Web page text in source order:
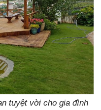
tuyệt vời cho gia đình